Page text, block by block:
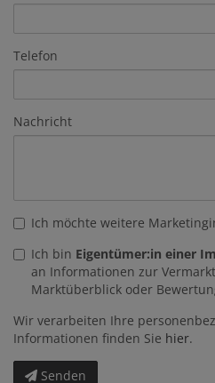
Telefon
Nachricht
Ich möchte weitere
Ich bin Eigentümer:in einer
an Informationen zur
Marktüberblick oder
Wir verarbeiten Ihre
Informationen finden Sie hier.
Senden